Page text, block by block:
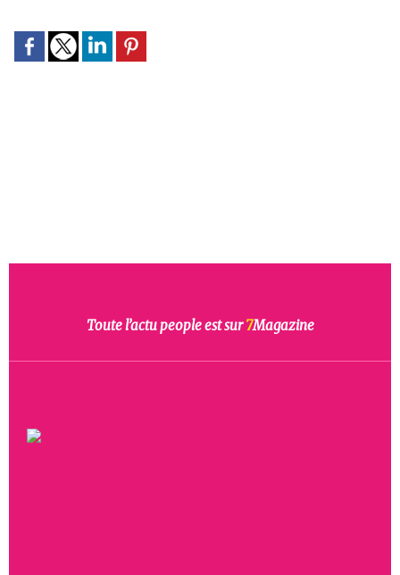
Toute l’actu people est sur7Magazine